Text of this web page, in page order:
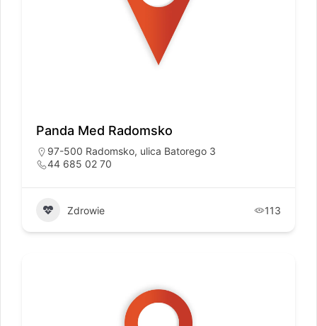
Panda Med Radomsko
97-500 Radomsko, ulica Batorego 3
44 685 02 70
Zdrowie 113